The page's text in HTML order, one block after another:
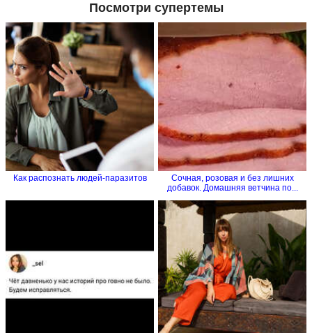
Посмотри супертемы
Как распознать людей-паразитов
Сочная, розовая и без лишних
добавок. Домашняя ветчина по...